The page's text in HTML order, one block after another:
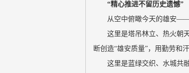
“精心推进不留历史遗憾”
从空中俯瞰今天的雄安
这里是塔吊林立、热火朝
断创造“雄安质量”，用勤劳和
这里是蓝绿交织、水城共